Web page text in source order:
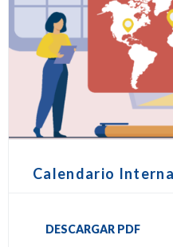
Calendario
DESCARGAR PDF